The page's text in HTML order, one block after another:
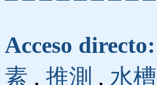
Acceso directo:
素 , 推測 , 水槽